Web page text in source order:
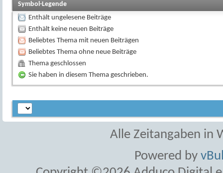
Symbol-Legende
Enthält ungelesene Beiträge
Enthält keine neuen Beiträge
Beliebtes Thema mit neuen Beiträgen
Beliebtes Thema ohne neue Beiträge
Thema geschlossen
Sie haben in diesem Thema geschrieben.
Alle Zeitangaben in
Powered by